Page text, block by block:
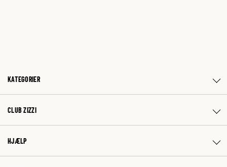
KATEGORIER
CLUB ZIZZI
HJÆLP